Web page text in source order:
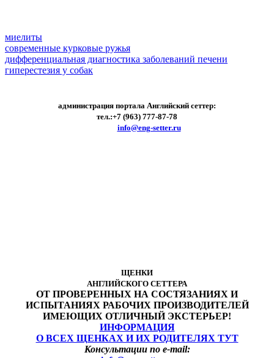
миелиты
современные курковые ружья
дифференциальная диагностика заболеваний печени
гиперестезия у собак
администрация портала Английский сеттер:
тел.:+7 (963) 777-87-78
info@eng-setter.ru
ЩЕНКИ
АНГЛИЙСКОГО СЕТТЕРА
ОТ ПРОВЕРЕННЫХ НА СОСТЯЗАНИЯХ И
ИСПЫТАНИЯХ РАБОЧИХ ПРОИЗВОДИТЕЛЕЙ
ИМЕЮЩИХ ОТЛИЧНЫЙ ЭКСТЕРЬЕР!
ИНФОРМАЦИЯ
О ВСЕХ ЩЕНКАХ И ИХ РОДИТЕЛЯХ ТУТ
Консультации по e-mail: